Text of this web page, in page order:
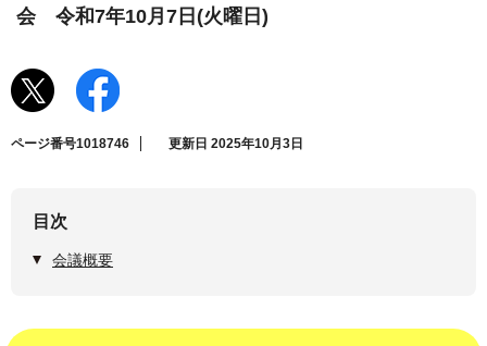
会 令和7年10月7日(火曜日)
ページ番号1018746 更新日 2025年10月3日
目次
会議概要